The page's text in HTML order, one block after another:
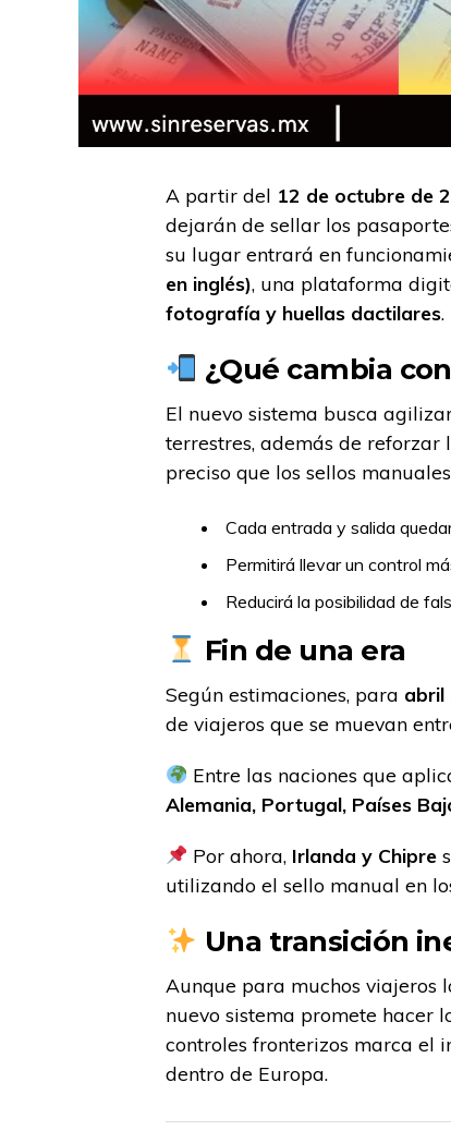
A partir del 12 de octubre de
dejarán de sellar los
su lugar entrará en
en inglés), una plataforma
fotografía y huellas dactilares.
¿Qué cambia con
El nuevo sistema busca
terrestres, además de
preciso que los sellos
Cada entrada y salida
Permitirá llevar un control
Reducirá la posibilidad de
Fin de una era
Según estimaciones, para abril
de viajeros que se muevan
Entre las naciones que
Alemania, Portugal, Países
Por ahora, Irlanda y Chipre
utilizando el sello manual en
Una transición
Aunque para muchos viajeros
nuevo sistema promete hacer
controles fronterizos marca el
dentro de Europa.